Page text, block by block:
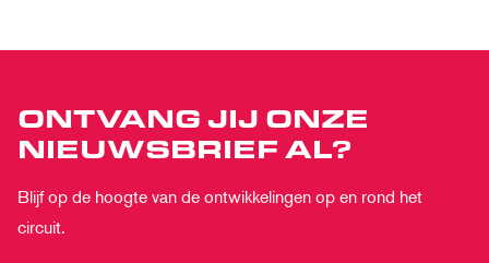
ONTVANG JIJ ONZE
NIEUWSBRIEF AL?
Blijf op de hoogte van de ontwikkelingen op en rond het
circuit.